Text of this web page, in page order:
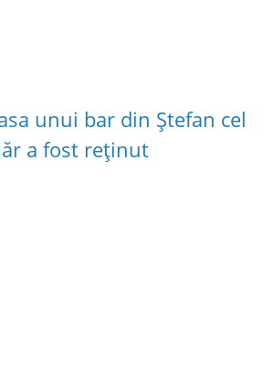
unui bar din Ștefan cel
a fost reținut